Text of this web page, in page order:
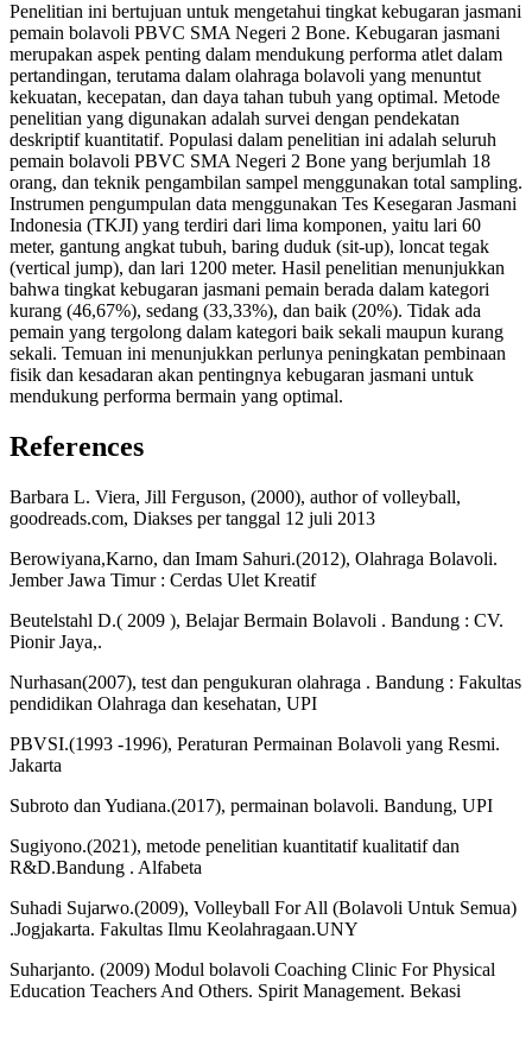
Penelitian ini bertujuan untuk mengetahui tingkat kebugaran jasmani
pemain bolavoli PBVC SMA Negeri 2 Bone. Kebugaran jasmani
merupakan aspek penting dalam mendukung performa atlet dalam
pertandingan, terutama dalam olahraga bolavoli yang menuntut
kekuatan, kecepatan, dan daya tahan tubuh yang optimal. Metode
penelitian yang digunakan adalah survei dengan pendekatan
deskriptif kuantitatif. Populasi dalam penelitian ini adalah seluruh
pemain bolavoli PBVC SMA Negeri 2 Bone yang berjumlah 18
orang, dan teknik pengambilan sampel menggunakan total sampling.
Instrumen pengumpulan data menggunakan Tes Kesegaran Jasmani
Indonesia (TKJI) yang terdiri dari lima komponen, yaitu lari 60
meter, gantung angkat tubuh, baring duduk (sit-up), loncat tegak
(vertical jump), dan lari 1200 meter. Hasil penelitian menunjukkan
bahwa tingkat kebugaran jasmani pemain berada dalam kategori
kurang (46,67%), sedang (33,33%), dan baik (20%). Tidak ada
pemain yang tergolong dalam kategori baik sekali maupun kurang
sekali. Temuan ini menunjukkan perlunya peningkatan pembinaan
fisik dan kesadaran akan pentingnya kebugaran jasmani untuk
mendukung performa bermain yang optimal.
References
Barbara L. Viera, Jill Ferguson, (2000), author of volleyball,
goodreads.com, Diakses per tanggal 12 juli 2013
Berowiyana,Karno, dan Imam Sahuri.(2012), Olahraga Bolavoli.
Jember Jawa Timur : Cerdas Ulet Kreatif
Beutelstahl D.( 2009 ), Belajar Bermain Bolavoli . Bandung : CV.
Pionir Jaya,.
Nurhasan(2007), test dan pengukuran olahraga . Bandung : Fakultas
pendidikan Olahraga dan kesehatan, UPI
PBVSI.(1993 -1996), Peraturan Permainan Bolavoli yang Resmi.
Jakarta
Subroto dan Yudiana.(2017), permainan bolavoli. Bandung, UPI
Sugiyono.(2021), metode penelitian kuantitatif kualitatif dan
R&D.Bandung . Alfabeta
Suhadi Sujarwo.(2009), Volleyball For All (Bolavoli Untuk Semua)
.Jogjakarta. Fakultas Ilmu Keolahragaan.UNY
Suharjanto. (2009) Modul bolavoli Coaching Clinic For Physical
Education Teachers And Others. Spirit Management. Bekasi